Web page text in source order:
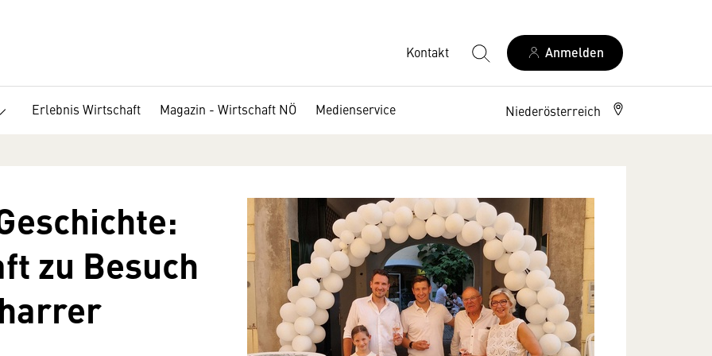
Kontakt Anmelden
Erlebnis Wirtschaft Magazin - Wirtschaft NÖ Medienservice Niederösterreich
zu Besuch